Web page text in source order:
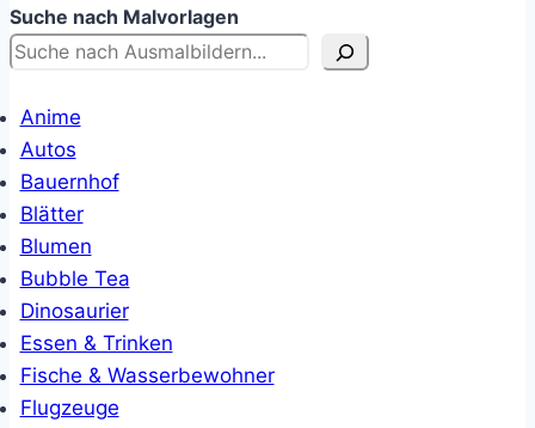
Suche nach Malvorlagen
Anime
Autos
Bauernhof
Blätter
Blumen
Bubble Tea
Dinosaurier
Essen & Trinken
Fische & Wasserbewohner
Flugzeuge